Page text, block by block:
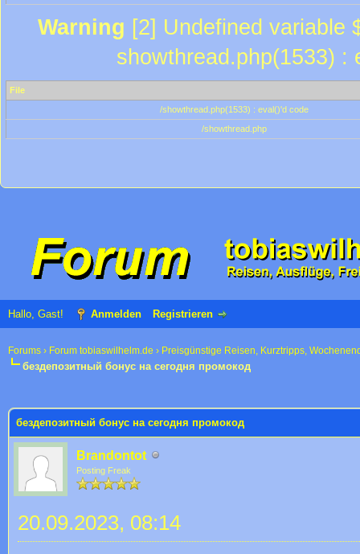
Warning [2] Undefined variable
showthread.php(1533) :
File
/showthread.php(1533) : eval()'d code
/showthread.php
Hallo, Gast! Anmelden Registrieren
Forums › Forum tobiaswilhelm.de › Preisgünstige Reisen, Kurztripps,
бездепозитный бонус на сегодня промокод
бездепозитный бонус на сегодня промокод
Brandontot
Posting Freak
20.09.2023, 08:14